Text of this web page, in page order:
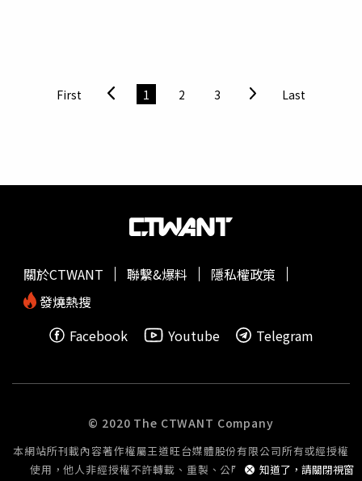
成「害剋」格，成為「冤家」的機率超過9成，「就看誰比
較愛誰，愛越多的人，犧牲（損失）越多的概念……就人
重型武器「鉞」，是類似斧頭的長槍型造型，而家寧的
笨重，卻影響機動性；弓箭的輕巧，反而運用自如，簡單
說，Andy老師會認為，這是自己的事，不用勞煩到父母，
祭祀的涵義，對肖狗來說，是大加分，從經營頻道能累積
200萬訂閱，便可窺知一二；家寧的「家」，因五行屬水，
分之一。高輔進也進一步說明，從「家寧」這2字研判，可
心中難以抉擇，到底要站在男友這邊，或父母這邊，「當
然，最後是選擇父母這邊」。高輔進強調，2人一位肖狗，
一位肖雞，以命理的角度來看，是「酉戌害」，簡單說，就
是容易被近親戲弄，才有高機率造成今天的結局。最後，高
First 1 2 3 Last
知道了，請關閉視窗
關於CTWANT 聯繫&爆料
隱私權政策
發燒熱搜
Facebook
Youtube Telegram
© 2020 The CTWANT Company
本網站所刊載內容著作權屬王道旺台媒體股份有限公司所有或經授權
使用，他人非經授權不許轉載、重製、公開播送或公開傳輸。